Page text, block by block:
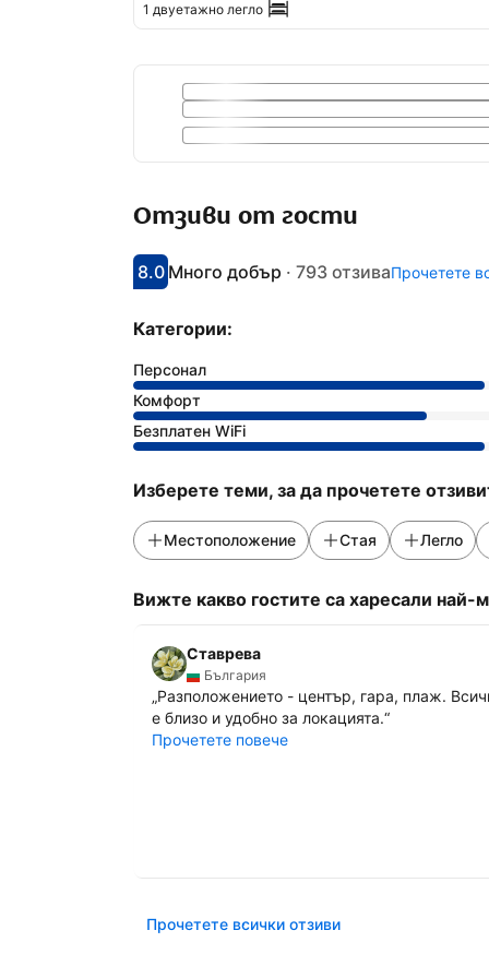
1 двуетажно легло
Отзиви от гости
С оценка: 8
8.0
Оценено като: много добро
Много добър · 793 отзиваПрочетете
Категории:
Персонал
Комфорт
Безплатен WiFi
Изберете теми, за да прочетете
Местоположение Стая Легло
Вижте какво гостите са харесали най-
Ставрева
България
„Разположението - център, гара, плаж.
е близо и удобно за локацията.“
Прочетете повече
Прочетете всички отзиви